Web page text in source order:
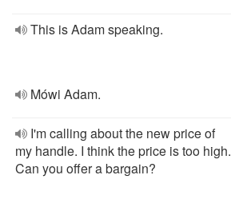
This is Adam speaking.
Mówi Adam.
I'm calling about the new price of
my handle. I think the price is too high.
Can you offer a bargain?